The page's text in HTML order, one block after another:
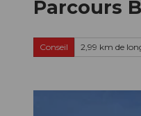
Parcours
Conseil 2,99 km de